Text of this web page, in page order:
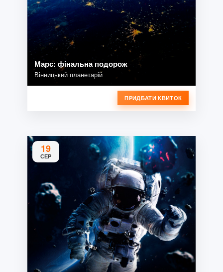
Марс: фінальна подорож
Вінницький планетарій
ПРИДБАТИ КВИТОК
19
СЕР